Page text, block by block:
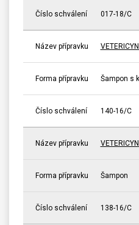
Číslo schválení 017-18/C
Název přípravku
Forma přípravku Šampon s
Číslo schválení 140-16/C
Název přípravku
Forma přípravku Šampon
Číslo schválení 138-16/C